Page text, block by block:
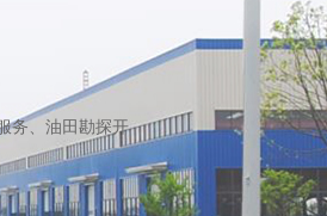
务、油田勘探开